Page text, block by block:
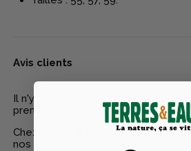
Avis clients
Il n'y a pas encore d'avis pour ce
premier à rédiger un avis
Chez Terres & Eaux, les avis sont
nos clients ayant réellement acheté